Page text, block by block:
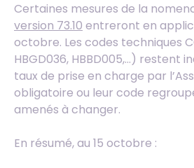
Certaines mesures de la
version 73.10 entreront en
octobre. Les codes techniques
HBGD036, HBBD005,…) restent
taux de prise en charge par
obligatoire ou leur code
amenés à changer.
En résumé, au 15 octobre :